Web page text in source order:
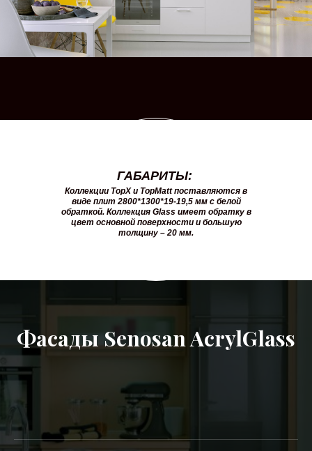
Коллекции TopX и TopMatt поставляются в
виде плит 2800*1300*19-19,5 мм с белой
обраткой. Коллекция Glass имеет обратку в
цвет основной поверхности и большую
толщину – 20 мм.
ГАБАРИТЫ:
Фасады Senosan AcrylGlass